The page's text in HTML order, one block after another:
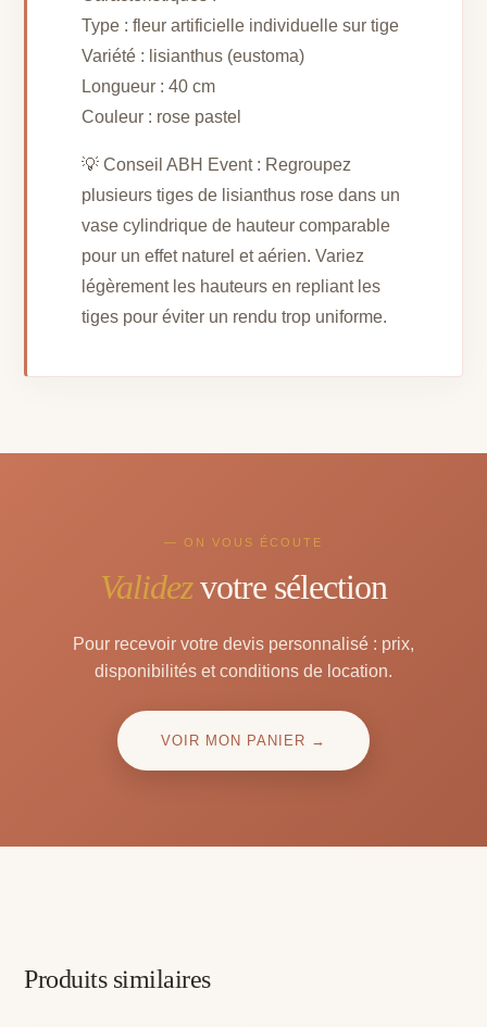
Type : fleur artificielle individuelle sur tige
Variété : lisianthus (eustoma)
Longueur : 40 cm
Couleur : rose pastel
💡 Conseil ABH Event : Regroupez
plusieurs tiges de lisianthus rose dans un
vase cylindrique de hauteur comparable
pour un effet naturel et aérien. Variez
légèrement les hauteurs en repliant les
tiges pour éviter un rendu trop uniforme.
— ON VOUS ÉCOUTE
Validezvotre sélection
Pour recevoir votre devis personnalisé : prix,
disponibilités et conditions de location.
VOIR MON PANIER →
Produits similaires